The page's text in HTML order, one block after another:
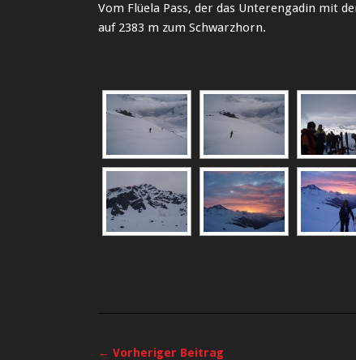
Vom Flüela Pass, der das Unterengadin mit
auf 2383 m zum Schwarzhorn.
← Vorheriger Beitrag